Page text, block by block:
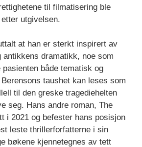
til filmatisering ble
utgivelsen.
at han er sterkt inspirert av
antikkens dramatikk, noe som
pasienten både tematisk og
taushet kan leses som
til den greske tragediehelten
seg. Hans andre roman, The
i 2021 og befester hans posisjon
leste thrillerforfatterne i sin
bøkene kjennetegnes av tett